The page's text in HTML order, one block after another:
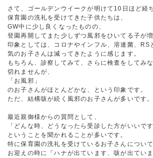
さて、ゴールデンウイークが明けて10日ほど経
保育園の洗礼を受けてきた子供たちは、
GW中に少し良くなったものの、
登園再開してまた少しずつ風邪をひいてる子が
印象としては、コロナやインフル、溶連菌、RS
気のお子さんは減ってきたように感じます。
もちろん、診察してみて、さらに検査をしてみ
切れませんが、
「お風邪」
のお子さんがほとんどかな、という印象です。
ただ、結構咳が続く風邪のお子さんが多いです。
最近親御様からの質問として、
「どんな時、どうなったら受診した方がいいです
ということを聞かれることが多いです。
特に保育園の洗礼を受けているお子さんについて
お迎えの時に「ハナが出ています、咳が出ていま